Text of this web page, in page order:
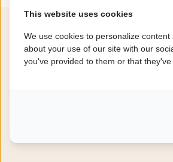
This website uses cookies
We use cookies to personalize
about your use of our site with our
you've provided to them or that